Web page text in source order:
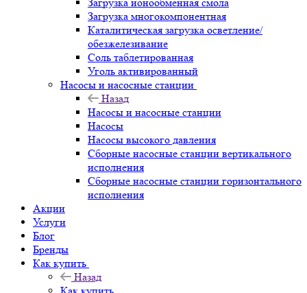
Загрузка многокомпонентная
Каталитическая загрузка осветление/
обезжелезивание
Соль таблетированная
Уголь активированный
Насосы и насосные станции
Назад
Насосы и насосные станции
Насосы
Насосы высокого давления
Сборные насосные станции вертикального
исполнения
Сборные насосные станции горизонтального
исполнения
Акции
Услуги
Блог
Бренды
Как купить
Назад